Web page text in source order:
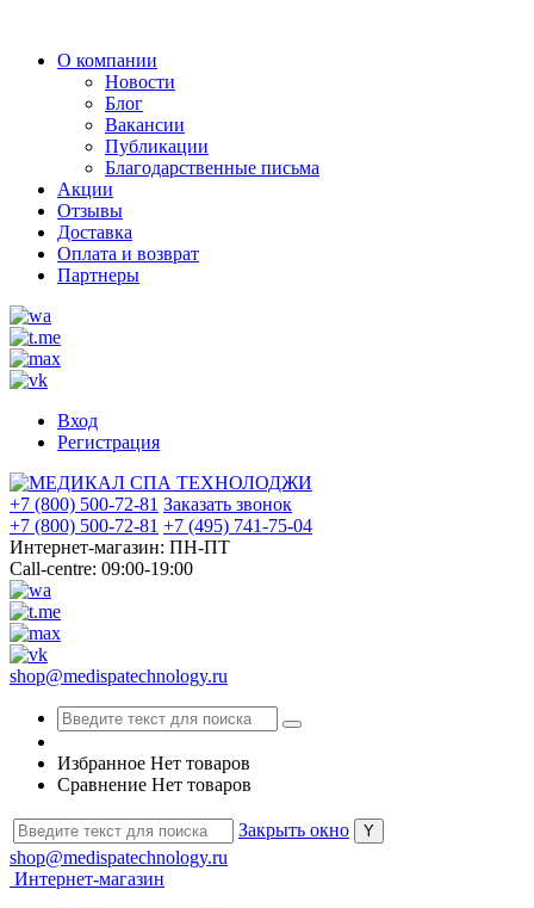
О компании
Новости
Блог
Вакансии
Публикации
Благодарственные письма
Акции
Отзывы
Доставка
Оплата и возврат
Партнеры
Вход
Регистрация
+7 (800) 500-72-81 Заказать звонок
+7 (800) 500-72-81 +7 (495) 741-75-04
Интернет-магазин: ПН-ПТ
Call-centre: 09:00-19:00
shop@medispatechnology.ru
Избранное Нет товаров
Сравнение Нет товаров
Закрыть окно
shop@medispatechnology.ru
Интернет-магазин